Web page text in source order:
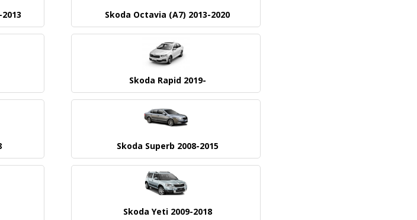
Skoda Octavia (A7) 2013-2020
Skoda Rapid 2019-
Skoda Superb 2008-2015
Skoda Yeti 2009-2018